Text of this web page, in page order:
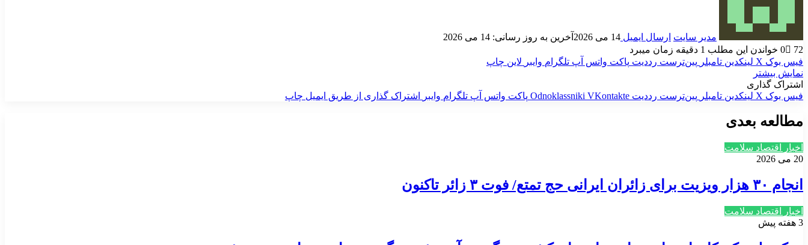
مدیر سایت ارسال ایمیل 14 می 2026
آخرین به روز رسانی: 14 می 2026
0
72
خواندن این مطلب 1 دقیقه زمان میبرد
فیس بوک X لینکدین ‫تامبلر ‫پین‌ترست ‫رددیت پاکت واتس آپ تلگرام وایبر لاین چاپ
نمایش بیشتر
اشتراک گذاری
فیس بوک X لینکدین ‫تامبلر ‫پین‌ترست ‫رددیت ‫VKontakte
‫Odnoklassniki پاکت واتس آپ تلگرام وایبر اشتراک گذاری از طریق ایمیل چاپ
مطالعه بعدی
اخبار اقتصاد سلامت
20 می 2026
انجام ۳۰ هزار ویزیت برای زائران ایرانی حج تمتع/ فوت ۳ زائر تاکنون
اخبار اقتصاد سلامت
3 هفته پیش